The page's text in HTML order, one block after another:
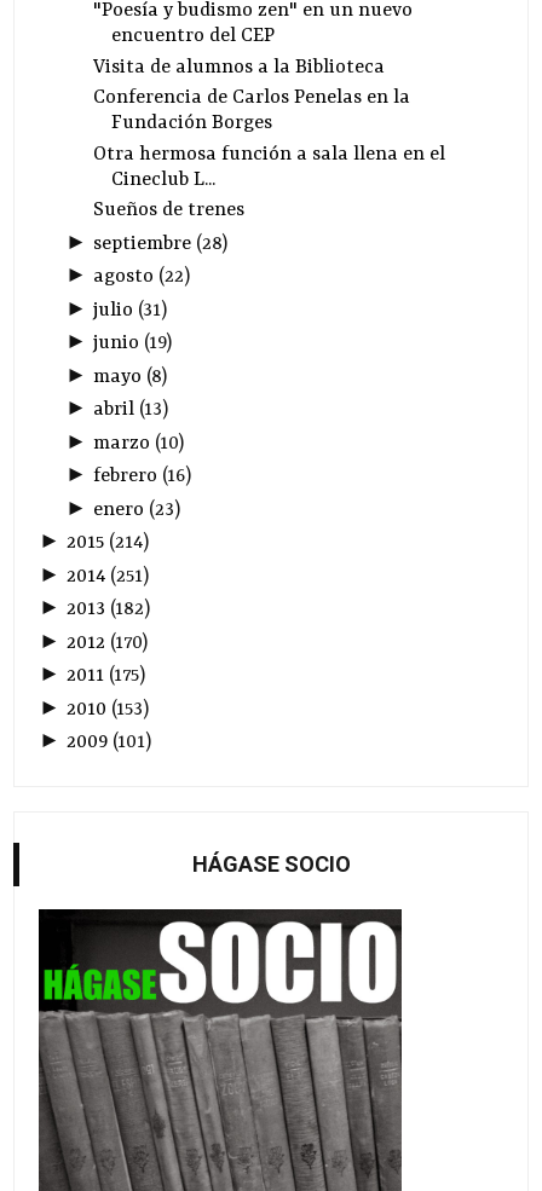
"Poesía y budismo zen" en un nuevo
encuentro del CEP
Visita de alumnos a la Biblioteca
Conferencia de Carlos Penelas en la
Fundación Borges
Otra hermosa función a sala llena en el
Cineclub L...
Sueños de trenes
► septiembre(28)
► agosto (22)
► julio (31)
► junio (19)
► mayo (8)
► abril(13)
► marzo (10)
► febrero (16)
► enero (23)
►2015 (214)
► 2014 (251)
►2013 (182)
► 2012 (170)
►2011 (175)
► 2010 (153)
►2009 (101)
HÁGASE SOCIO